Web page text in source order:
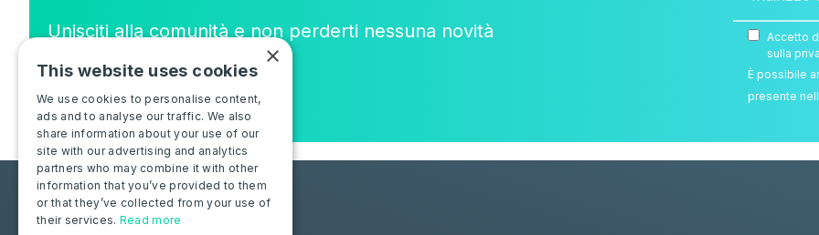
Unisciti alla comunità e non perderti nessuna novità
Accetto
sulla
È possibile
presente
×
This website uses cookies
We use cookies to personalise content,
ads and to analyse our traffic. We also
share information about your use of our
site with our advertising and analytics
partners who may combine it with other
information that you’ve provided to them
or that they’ve collected from your use of
their services. Read more